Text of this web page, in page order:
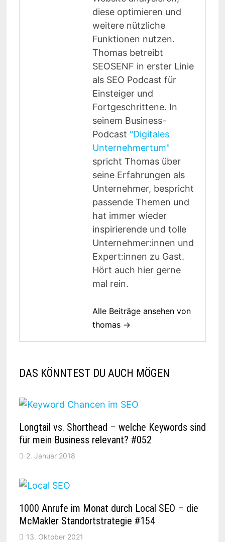
diese optimieren und
weitere nützliche
Funktionen nutzen.
Thomas betreibt
SEOSENF in erster Linie
als SEO Podcast für
Einsteiger und
Fortgeschrittene. In
seinem Business-
Podcast "Digitales
Unternehmertum"
spricht Thomas über
seine Erfahrungen als
Unternehmer, bespricht
passende Themen und
hat immer wieder
inspirierende und tolle
Unternehmer:innen und
Expert:innen zu Gast.
Hört auch hier gerne
mal rein.
Alle Beiträge ansehen von
thomas →
DAS KÖNNTEST DU AUCH MÖGEN
Longtail vs. Shorthead – welche Keywords sind
für mein Business relevant? #052
2. Januar 2018
1000 Anrufe im Monat durch Local SEO – die
McMakler Standortstrategie #154
13. Oktober 2021